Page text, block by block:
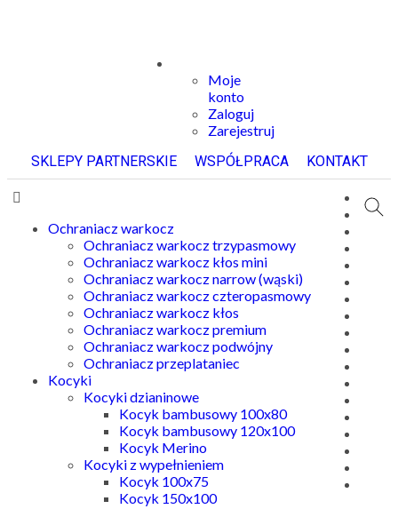
Moje
konto
Zaloguj
Zarejestruj
SKLEPY PARTNERSKIE
WSPÓŁPRACA KONTAKT
Ochraniacz warkocz
Ochraniacz warkocz trzypasmowy
Ochraniacz warkocz kłos mini
Ochraniacz warkocz narrow (wąski)
Ochraniacz warkocz czteropasmowy
Ochraniacz warkocz kłos
Ochraniacz warkocz premium
Ochraniacz warkocz podwójny
Ochraniacz przeplataniec
Kocyki
Kocyki dzianinowe
Kocyk bambusowy 100x80
Kocyk bambusowy 120x100
Kocyk Merino
Kocyki z wypełnieniem
Kocyk 100x75
Kocyk 150x100